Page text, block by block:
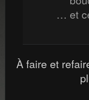
… et
À faire et